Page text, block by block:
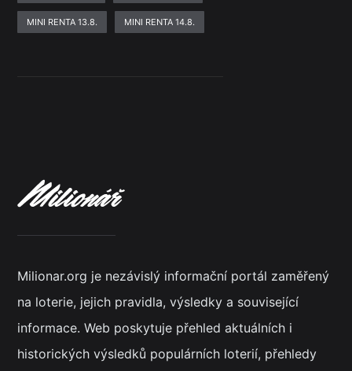
MINI RENTA 13.8. MINI RENTA 14.8.
Milionar.org je nezávislý informační portál zaměřený
na loterie, jejich pravidla, výsledky a související
informace. Web poskytuje přehled aktuálních i
historických výsledků populárních loterií, přehledy